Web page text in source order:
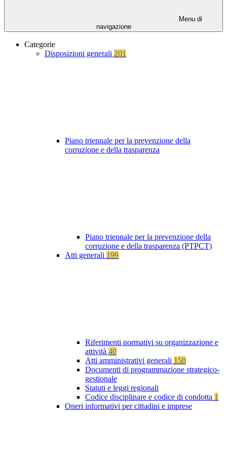
Menu di
navigazione
Categorie
Disposizioni generali 201
Piano triennale per la prevenzione della
corruzione e della trasparenza
Piano triennale per la prevenzione della
corruzione e della trasparenza (PTPCT)
Atti generali 199
Riferimenti normativi su organizzazione e
attività 40
Atti amministrativi generali 150
Documenti di programmazione strategico-
gestionale
Statuti e leggi regionali
Codice disciplinare e codice di condotta 1
Oneri informativi per cittadini e imprese